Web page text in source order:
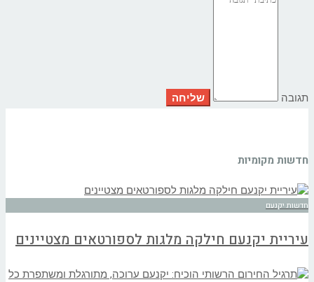
תגובה
חדשות מקומיות
חדשות יקנעם
עיריית יקנעם חילקה מלגות לספורטאים מצטיינים